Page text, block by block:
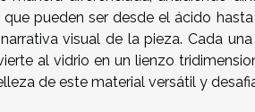
pueden ser desde el ácido hasta
visual de la pieza. Cada una
al vidrio en un lienzo
de este material versátil y